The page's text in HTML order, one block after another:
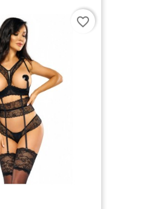
favorite_border